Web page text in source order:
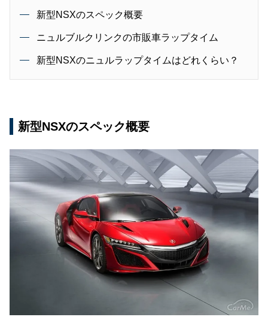
新型NSXのスペック概要
ニュルブルクリンクの市販車ラップタイム
新型NSXのニュルラップタイムはどれくらい？
新型NSXのスペック概要